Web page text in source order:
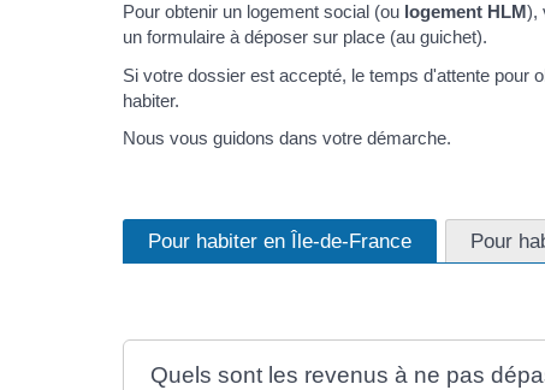
Pour obtenir un logement social (ou logement HLM),
un formulaire à déposer sur place (au guichet).
Si votre dossier est accepté, le temps d'attente pour
habiter.
Nous vous guidons dans votre démarche.
Pour habiter en Île-de-France Pour
Quels sont les revenus à ne pas